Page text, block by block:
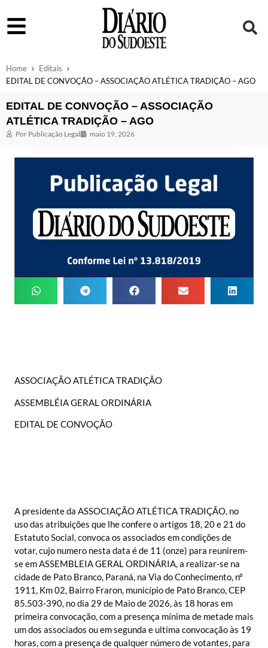
Home
Editais
EDITAL DE CONVOÇÃO – ASSOCIAÇÃO ATLÉTICA TRADIÇÃO – AGO
EDITAL DE CONVOÇÃO – ASSOCIAÇÃO
ATLÉTICA TRADIÇÃO – AGO
Por Publicação Legal maio 19, 2026
ASSOCIAÇÃO ATLÉTICA TRADIÇÃO
ASSEMBLÉIA GERAL ORDINÁRIA
EDITAL DE CONVOÇÃO
A presidente da ASSOCIAÇÃO ATLÉTICA TRADIÇÃO, no
uso das atribuições que lhe confere o artigos 18, 20 e 21 do
Estatuto Social, convoca os associados em condições de
votar, cujo numero nesta data é de 11 (onze) para reunirem-
se em ASSEMBLEIA GERAL ORDINÁRIA, a realizar-se na
cidade de Pato Branco, Paraná, na Via do Conhecimento, nº
1911, Km 02, Bairro Fraron, município de Pato Branco, CEP
85.503-390, no dia 29 de Maio de 2026, às 18 horas em
primeira convocação, com a presença mínima de metade mais
um dos associados ou em segunda e ultima convocação às 19
horas, com a presença de qualquer número de votantes, para